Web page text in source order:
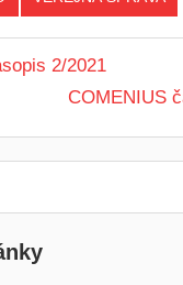
2/2021
Next
COMENIUS